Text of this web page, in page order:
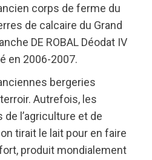
corps de ferme du
de calcaire du Grand
DE ROBAL Déodat IV
en 2006-2007.
bergeries
Autrefois, les
l’agriculture et de
tirait le lait pour en faire
produit mondialement